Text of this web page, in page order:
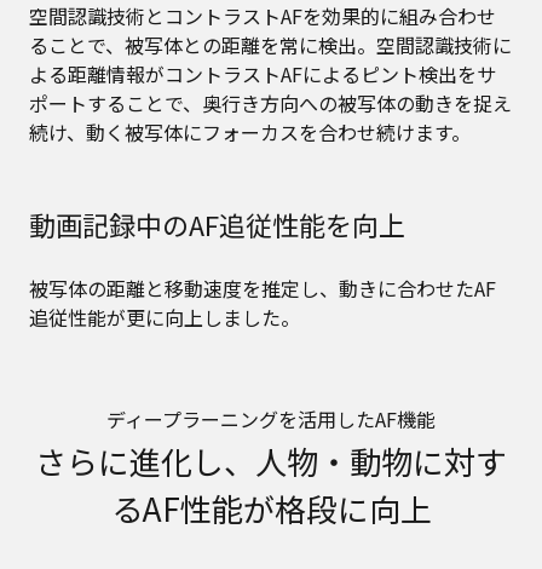
空間認識技術とコントラストAFを効果的に組み合わせ
ることで、被写体との距離を常に検出。空間認識技術に
よる距離情報がコントラストAFによるピント検出をサ
ポートすることで、奥行き方向への被写体の動きを捉え
続け、動く被写体にフォーカスを合わせ続けます。
動画記録中のAF追従性能を向上
被写体の距離と移動速度を推定し、動きに合わせたAF
追従性能が更に向上しました。
ディープラーニングを活用したAF機能
さらに進化し、人物・動物に対す
るAF性能が格段に向上